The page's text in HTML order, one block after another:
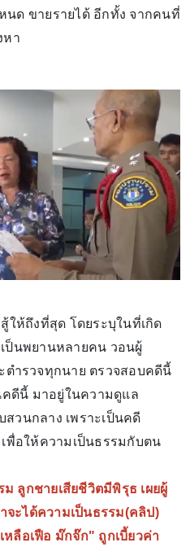
ด ขายรายได้ อีกทั้ง จากคนที่
หา
ให้ถึงที่สุด โดยระบุในที่เกิด
ป็นพยานหลายคน วอนผู้
ตำรวจทุกนาย ตรวจสอบคดีนี้
คดีนี้ มาอยู่ในความดูแล
วนกลาง เพราะเป็นคดี
พื่อให้ความเป็นธรรมกับตน
ลูกชายเสียชีวิตมีพิรุธ เผยผู้
จะได้ความเป็นธรรม(คลิป)
หลือเฟือ ม๊กจ๊ก" ถูกเบี้ยวค่า